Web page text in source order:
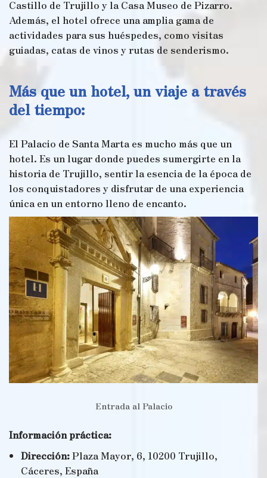
Castillo de Trujillo y la Casa Museo de Pizarro.
Además, el hotel ofrece una amplia gama de
actividades para sus huéspedes, como visitas
guiadas, catas de vinos y rutas de senderismo.
Más que un hotel, un viaje a través
del tiempo:
El Palacio de Santa Marta es mucho más que un
hotel. Es un lugar donde puedes sumergirte en la
historia de Trujillo, sentir la esencia de la época de
los conquistadores y disfrutar de una experiencia
única en un entorno lleno de encanto.
Entrada al Palacio
Información práctica:
Dirección:Plaza Mayor, 6, 10200 Trujillo,
Cáceres, España